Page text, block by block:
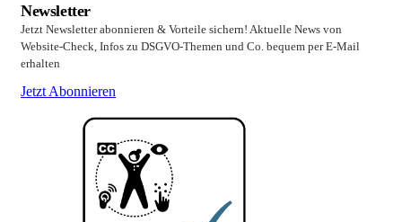
Newsletter
Jetzt Newsletter abonnieren & Vorteile sichern! Aktuelle News von
Website-Check, Infos zu DSGVO-Themen und Co. bequem per E-Mail
erhalten
Jetzt Abonnieren